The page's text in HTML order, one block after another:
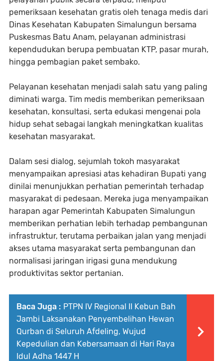
pemeriksaan kesehatan gratis oleh tenaga medis dari
Dinas Kesehatan Kabupaten Simalungun bersama
Puskesmas Batu Anam, pelayanan administrasi
kependudukan berupa pembuatan KTP, pasar murah,
hingga pembagian paket sembako.
Pelayanan kesehatan menjadi salah satu yang paling
diminati warga. Tim medis memberikan pemeriksaan
kesehatan, konsultasi, serta edukasi mengenai pola
hidup sehat sebagai langkah meningkatkan kualitas
kesehatan masyarakat.
Dalam sesi dialog, sejumlah tokoh masyarakat
menyampaikan apresiasi atas kehadiran Bupati yang
dinilai menunjukkan perhatian pemerintah terhadap
masyarakat di pedesaan. Mereka juga menyampaikan
harapan agar Pemerintah Kabupaten Simalungun
memberikan perhatian lebih terhadap pembangunan
infrastruktur, terutama perbaikan jalan yang menjadi
akses utama masyarakat serta pembangunan dan
normalisasi jaringan irigasi guna mendukung
produktivitas sektor pertanian.
Baca Juga : PTPN IV Regional II Kebun Bah
Jambi Laksanakan Penyembelihan Hewan
Qurban di Seluruh Afdeling, Wujud
Kepedulian dan Kebersamaan di Hari Raya
Idul Adha 1447 H